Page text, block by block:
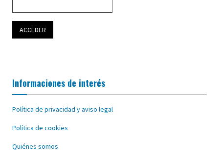
Informaciones de interés
Política de privacidad y aviso legal
Política de cookies
Quiénes somos